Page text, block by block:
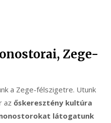
Zege-
a Zege-félszigetre. Utunk
az őskeresztény kultúra
látogatunk